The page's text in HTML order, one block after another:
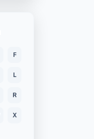
F
L
R
X